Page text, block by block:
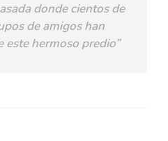
donde cientos de
de amigos han
este hermoso predio”